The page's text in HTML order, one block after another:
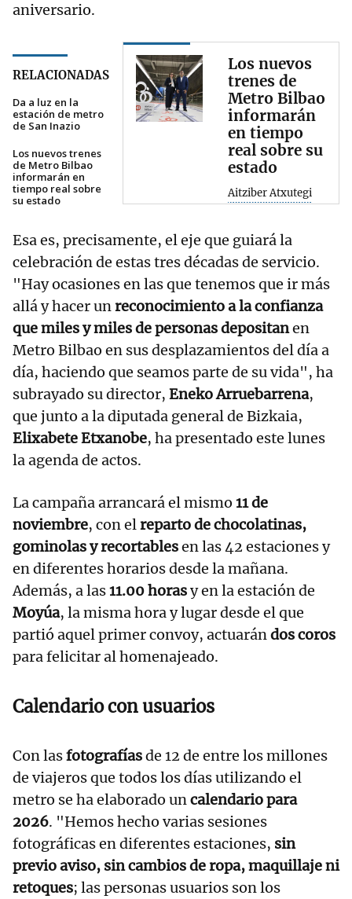
aniversario.
RELACIONADAS
Da a luz en la
estación de metro
de San Inazio
Los nuevos trenes
de Metro Bilbao
informarán en
tiempo real sobre
su estado
Los nuevos
trenes de
Metro Bilbao
informarán
en tiempo
real sobre su
estado
Aitziber Atxutegi
Esa es, precisamente, el eje que guiará la
celebración de estas tres décadas de servicio.
"Hay ocasiones en las que tenemos que ir más
allá y hacer unreconocimiento a la confianza
que miles y miles de personas depositanen
Metro Bilbao en sus desplazamientos del día a
día, haciendo que seamos parte de su vida", ha
subrayado su director, Eneko Arruebarrena,
que junto a la diputada general de Bizkaia,
Elixabete Etxanobe, ha presentado este lunes
la agenda de actos.
La campaña arrancará el mismo 11 de
noviembre, con elreparto de chocolatinas,
gominolas y recortablesen las 42 estaciones y
en diferentes horarios desde la mañana.
Además, a las11.00 horasy en la estación de
Moyúa, la misma hora y lugar desde el que
partió aquel primer convoy, actuarándos coros
para felicitar al homenajeado.
Calendario con usuarios
Con lasfotografíasde 12 de entre los millones
de viajeros que todos los días utilizando el
metro se ha elaborado uncalendario para
2026. "Hemos hecho varias sesiones
fotográficas en diferentes estaciones, sin
previo aviso, sin cambios de ropa, maquillaje ni
retoques; las personas usuarios son los